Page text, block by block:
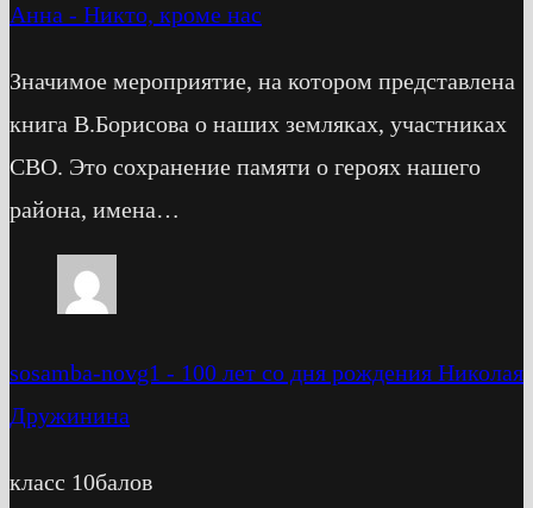
Анна - Никто, кроме нас
Значимое мероприятие, на котором представлена
книга В.Борисова о наших земляках, участниках
СВО. Это сохранение памяти о героях нашего
района, имена…
sosamba-novg1 - 100 лет со дня рождения Николая
Дружинина
класс 10балов